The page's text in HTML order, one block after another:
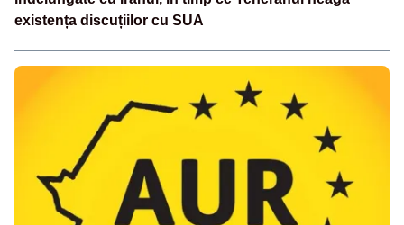
existența discuțiilor cu SUA